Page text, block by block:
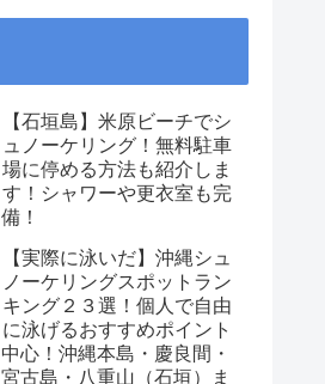
【石垣島】米原ビーチでシ
ュノーケリング！無料駐車
場に停める方法も紹介しま
す！シャワーや更衣室も完
備！
【実際に泳いだ】沖縄シュ
ノーケリングスポットラン
キング２３選！個人で自由
に泳げるおすすめポイント
中心！沖縄本島・慶良間・
宮古島・八重山（石垣）ま